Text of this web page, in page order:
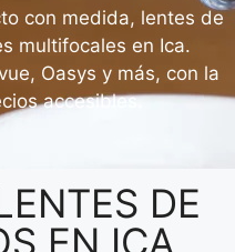
con medida, lentes de
multifocales en Ica.
Oasys y más, con la
accesibles.
DE
EN ICA